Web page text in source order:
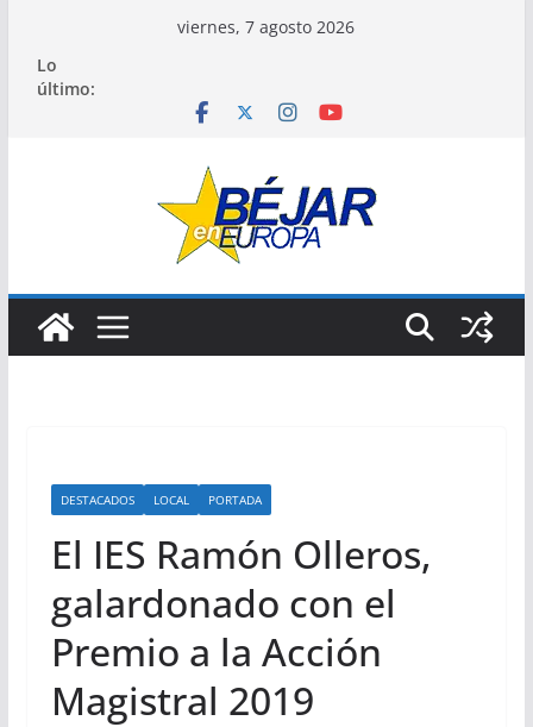
contenido
viernes, 7 agosto 2026
Lo
último:
DESTACADOS LOCAL PORTADA
El IES Ramón Olleros,
galardonado con el
Premio a la Acción
Magistral 2019